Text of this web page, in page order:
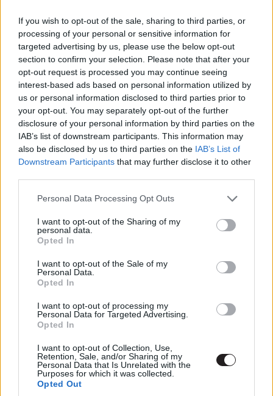
If you wish to opt-out of the sale, sharing to third parties, or
processing of your personal or sensitive information for
targeted advertising by us, please use the below opt-out
section to confirm your selection. Please note that after your
opt-out request is processed you may continue seeing
interest-based ads based on personal information utilized by
us or personal information disclosed to third parties prior to
your opt-out. You may separately opt-out of the further
disclosure of your personal information by third parties on the
IAB’s list of downstream participants. This information may
also be disclosed by us to third parties on the IAB’s List of
Downstream Participants that may further disclose it to other
Please note that this website/app uses one or more Google
not limited to your visit or usage behaviour. You may click to
grant or deny consent to Google and its third-party tags to
use your data for below specified purposes in below Google
consent section.
Personal Data Processing Opt Outs
I want to opt-out of the Sharing of my
personal data.
Opted In
I want to opt-out of the Sale of my
Personal Data.
Opted In
I want to opt-out of processing my
Personal Data for Targeted Advertising.
Opted In
I want to opt-out of Collection, Use,
Retention, Sale, and/or Sharing of my
Personal Data that Is Unrelated with the
Purposes for which it was collected.
Opted Out
megismertem és azt elfogadom.
Feliratkozom
Címkék: #yorgos lanthimos #emma stone
#mark
ruffalo
#willem dafoe #poor things
10 film, amit látnod kell Johnny
Depptől
Buzsik Turner Kriszti
60. születésnapját ünnepli a világ egyik
ajánlunk tőle pár néznivalót.